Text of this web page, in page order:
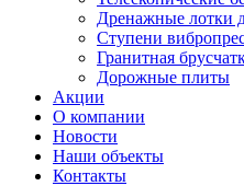
Дренажные лотки
Ступени
Гранитная
Дорожные плиты
Акции
О компании
Новости
Наши объекты
Контакты